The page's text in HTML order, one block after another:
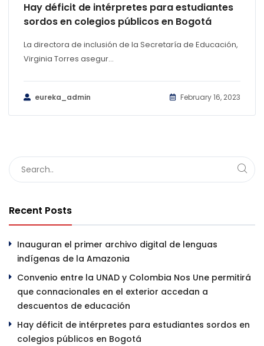
Hay déficit de intérpretes para estudiantes
sordos en colegios públicos en Bogotá
La directora de inclusión de la Secretaría de Educación,
Virginia Torres asegur...
eureka_admin February 16, 2023
Recent Posts
Inauguran el primer archivo digital de lenguas
indígenas de la Amazonia
Convenio entre la UNAD y Colombia Nos Une permitirá
que connacionales en el exterior accedan a
descuentos de educación
Hay déficit de intérpretes para estudiantes sordos en
colegios públicos en Bogotá